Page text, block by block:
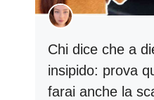
Chi dice che a
insipido: prova
farai anche la